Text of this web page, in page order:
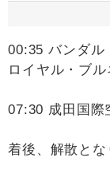
00:35 バンダル
ロイヤル・ブ
07:30 成田国際
着後、解散とな